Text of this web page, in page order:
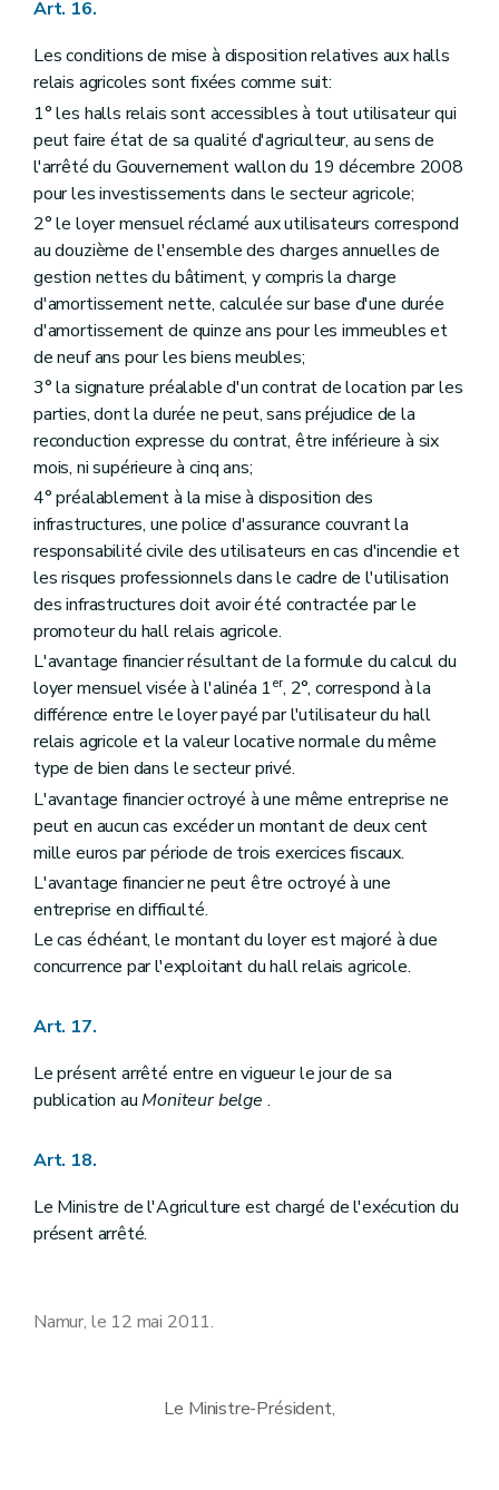
Art. 16.
Les conditions de mise à disposition relatives aux halls
relais agricoles sont fixées comme suit:
1° les halls relais sont accessibles à tout utilisateur qui
peut faire état de sa qualité d'agriculteur, au sens de
l'arrêté du Gouvernement wallon du 19 décembre 2008
pour les investissements dans le secteur agricole;
2° le loyer mensuel réclamé aux utilisateurs correspond
au douzième de l'ensemble des charges annuelles de
gestion nettes du bâtiment, y compris la charge
d'amortissement nette, calculée sur base d'une durée
d'amortissement de quinze ans pour les immeubles et
de neuf ans pour les biens meubles;
3° la signature préalable d'un contrat de location par les
parties, dont la durée ne peut, sans préjudice de la
reconduction expresse du contrat, être inférieure à six
mois, ni supérieure à cinq ans;
4° préalablement à la mise à disposition des
infrastructures, une police d'assurance couvrant la
responsabilité civile des utilisateurs en cas d'incendie et
les risques professionnels dans le cadre de l'utilisation
des infrastructures doit avoir été contractée par le
promoteur du hall relais agricole.
L'avantage financier résultant de la formule du calcul du
loyer mensuel visée à l'alinéa 1er, 2°, correspond à la
différence entre le loyer payé par l'utilisateur du hall
relais agricole et la valeur locative normale du même
type de bien dans le secteur privé.
L'avantage financier octroyé à une même entreprise ne
peut en aucun cas excéder un montant de deux cent
mille euros par période de trois exercices fiscaux.
L'avantage financier ne peut être octroyé à une
entreprise en difficulté.
Le cas échéant, le montant du loyer est majoré à due
concurrence par l'exploitant du hall relais agricole.
Art. 17.
Le présent arrêté entre en vigueur le jour de sa
publication auMoniteur belge .
Art. 18.
Le Ministre de l'Agriculture est chargé de l'exécution du
présent arrêté.
Namur, le 12 mai 2011.
Le Ministre-Président,